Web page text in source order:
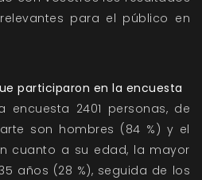
para el público en
participaron en la encuesta
encuesta 2401 personas, de
son hombres (84 %) y el
cuanto a su edad, la mayor
años (28 %), seguida de los